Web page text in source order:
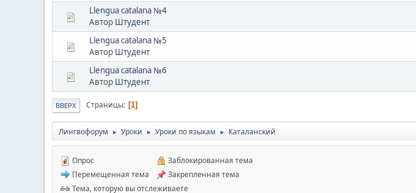
Llengua catalana №4
Автор Штудент
Llengua catalana №5
Автор Штудент
Llengua catalana №6
Автор Штудент
ВВЕРХ Страницы 1
Лингвофорум ► Уроки ► Уроки по языкам ► Каталанский
Опрос
Перемещенная тема
Заблокированная тема
Закрепленная тема
Тема, которую вы отслеживаете